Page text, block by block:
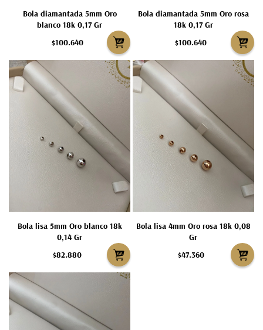
Bola diamantada 5mm Oro
blanco 18k 0,17 Gr
$100.640
Bola diamantada 5mm Oro rosa
18k 0,17 Gr
$100.640
Bola lisa 5mm Oro blanco 18k
0,14 Gr
$82.880
Bola lisa 4mm Oro rosa 18k 0,08
Gr
$47.360